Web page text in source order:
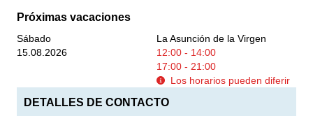
Próximas vacaciones
Sábado
La Asunción de la Virgen
15.08.2026
12:00 - 14:00
17:00 - 21:00
Los horarios pueden diferir
DETALLES DE CONTACTO